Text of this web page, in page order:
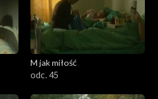
M jak miłość
odc. 45